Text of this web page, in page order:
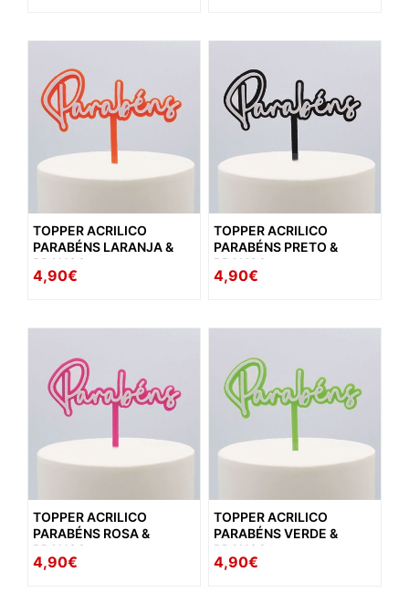
TOPPER ACRILICO
PARABÉNS LARANJA &
BRANCO
4,90€
TOPPER ACRILICO
PARABÉNS PRETO &
BRANCO
4,90€
TOPPER ACRILICO
PARABÉNS ROSA &
BRANCO
4,90€
TOPPER ACRILICO
PARABÉNS VERDE &
BRANCO
4,90€